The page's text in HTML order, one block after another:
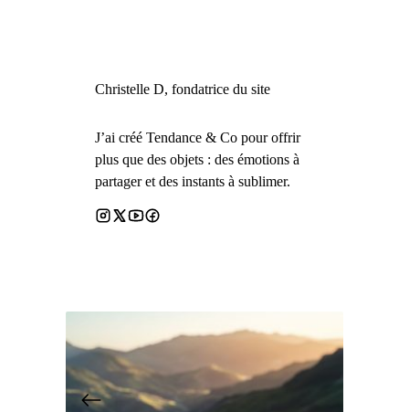
Christelle D, fondatrice du site
J’ai créé Tendance & Co pour offrir
plus que des objets : des émotions à
partager et des instants à sublimer.